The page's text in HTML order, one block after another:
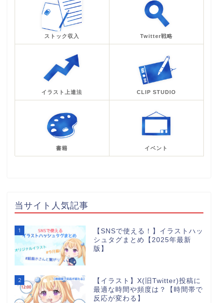
ストック収入 Twitter戦略
イラスト上達法 CLIP STUDIO
書籍 イベント
当サイト人気記事
1
【SNSで使える！】イラストハッ
シュタグまとめ【2025年最新
版】
2
【イラスト】X(旧Twitter)投稿に
最適な時間や頻度は？【時間帯で
反応が変わる】